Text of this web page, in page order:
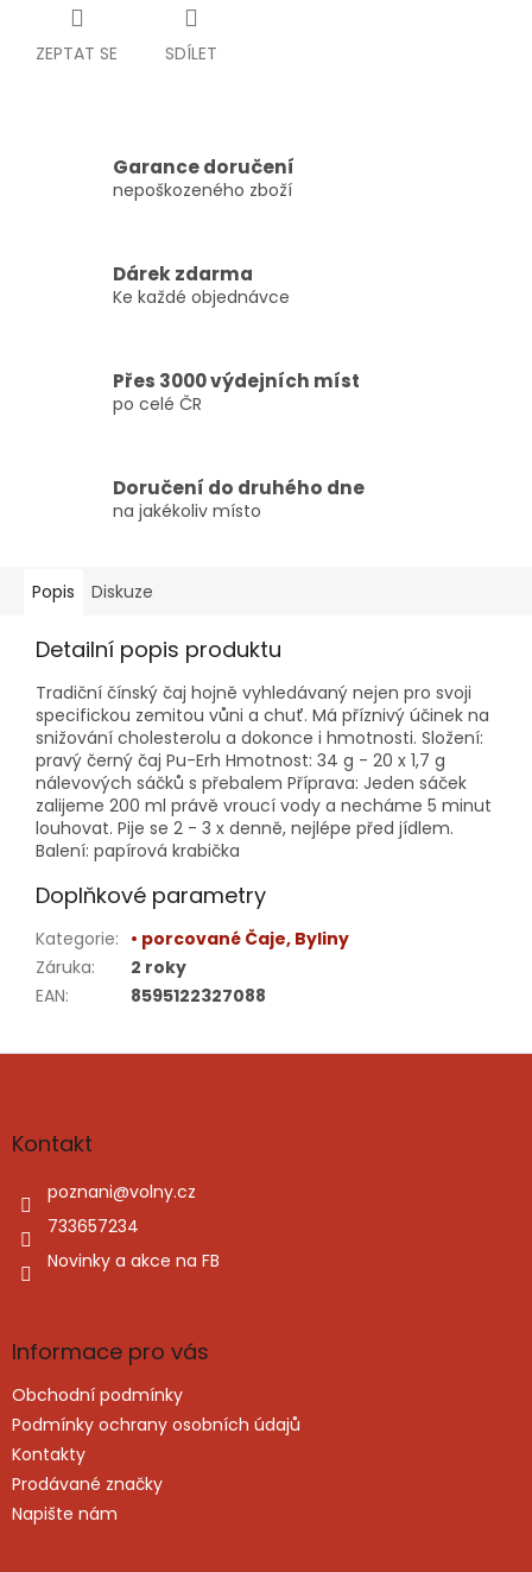
ZEPTAT SE SDÍLET
Garance doručení
nepoškozeného zboží
Dárek zdarma
Ke každé objednávce
Přes 3000 výdejních míst
po celé ČR
Doručení do druhého dne
na jakékoliv místo
Popis Diskuze
Detailní popis produktu
Tradiční čínský čaj hojně vyhledávaný nejen pro svoji
specifickou zemitou vůni a chuť. Má příznivý účinek na
snižování cholesterolu a dokonce i hmotnosti. Složení:
pravý černý čaj Pu-Erh Hmotnost: 34 g - 20 x 1,7 g
nálevových sáčků s přebalem Příprava: Jeden sáček
zalijeme 200 ml právě vroucí vody a necháme 5 minut
louhovat. Pije se 2 - 3 x denně, nejlépe před jídlem.
Balení: papírová krabička
Doplňkové parametry
Kategorie: • porcované Čaje, Byliny
Záruka:
2 roky
EAN: 8595122327088
Z
aKontakt
poznani@volny.cz
733657234
Novinky a akce na FB
Informace pro vás
Obchodní podmínky
Podmínky ochrany osobních údajů
Kontakty
Prodávané značky
Napište nám